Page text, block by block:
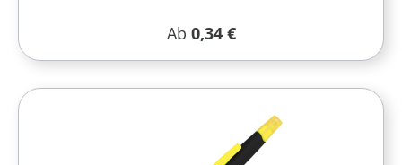
Regulärer Preis:
Ab 0,34 €